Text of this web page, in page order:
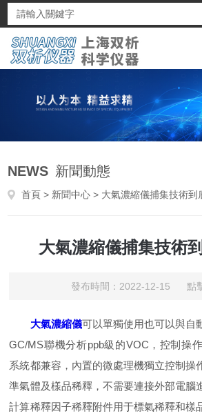
NEWS 新聞動態
首頁 > 新聞中心 > 大氣濃縮儀捕集技術到
大氣濃縮儀捕集技術
發布時間：2022-12-15 點
大氣濃縮儀可以單獨使用也可以與自
GC/MS聯機分析ppb級的VOC，控制操
系統都兼容，內置的微處理機獨立控制操
準氣體及樣品稀釋，不需要連接外部電腦
計算稀釋因子稀釋附件用于標氣稀釋和樣